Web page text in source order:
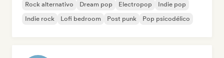
Rock alternativo Dream pop Electropop
Indie pop
Indie rock
Lofi bedroom Post punk Pop psicodélico